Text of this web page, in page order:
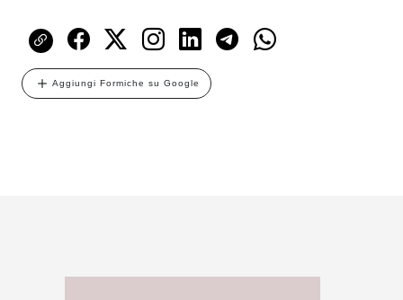
Aggiungi Formiche su Google